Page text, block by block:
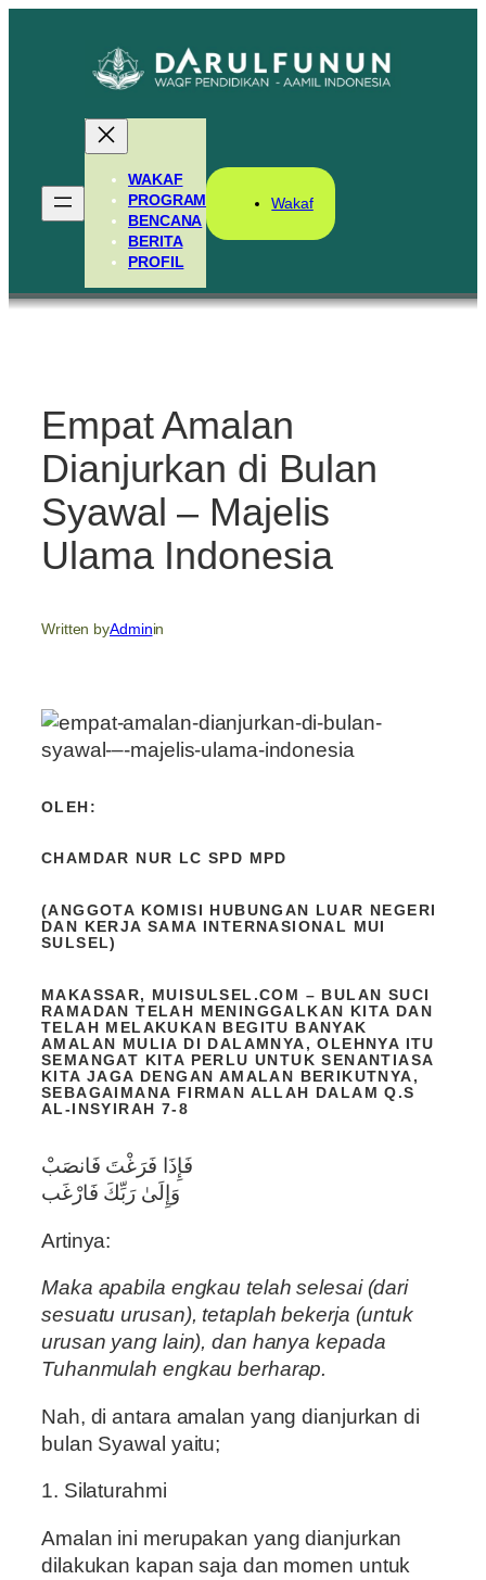
WAKAF
PROGRAM
BENCANA
BERITA
PROFIL
Wakaf
Empat Amalan
Dianjurkan di Bulan
Syawal – Majelis
Ulama Indonesia
Written byAdminin
OLEH:
CHAMDAR NUR LC SPD MPD
(ANGGOTA KOMISI HUBUNGAN LUAR NEGERI
DAN KERJA SAMA INTERNASIONAL MUI
SULSEL)
MAKASSAR, MUISULSEL.COM – BULAN SUCI
RAMADAN TELAH MENINGGALKAN KITA DAN
TELAH MELAKUKAN BEGITU BANYAK
AMALAN MULIA DI DALAMNYA, OLEHNYA ITU
SEMANGAT KITA PERLU UNTUK SENANTIASA
KITA JAGA DENGAN AMALAN BERIKUTNYA,
SEBAGAIMANA FIRMAN ALLAH DALAM Q.S
AL-INSYIRAH 7-8
فَإِذَا فَرَغْتَ فَانصَبْ
وَإِلَىٰ رَبِّكَ فَارْغَب
Artinya:
Maka apabila engkau telah selesai (dari
sesuatu urusan), tetaplah bekerja (untuk
urusan yang lain), dan hanya kepada
Tuhanmulah engkau berharap.
Nah, di antara amalan yang dianjurkan di
bulan Syawal yaitu;
1. Silaturahmi
Amalan ini merupakan yang dianjurkan
dilakukan kapan saja dan momen untuk